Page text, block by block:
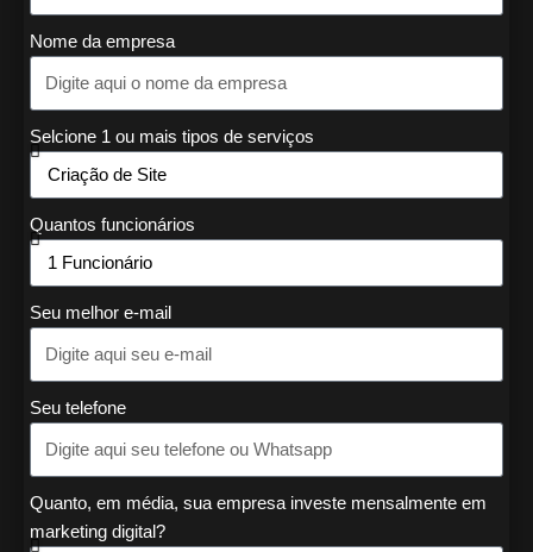
Nome da empresa
Selcione 1 ou mais tipos de serviços
Quantos funcionários
Seu melhor e-mail
Seu telefone
Quanto, em média, sua empresa investe mensalmente em
marketing digital?